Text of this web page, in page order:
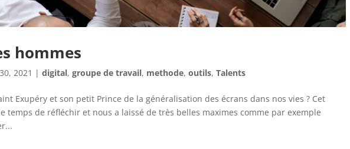
hommes
2021 |digital,groupe de travail, methode,outils,Talents
Exupéry et son petit Prince de la généralisation des écrans dans nos vies ? Cet
temps de réfléchir et nous a laissé de très belles maximes comme par exemple